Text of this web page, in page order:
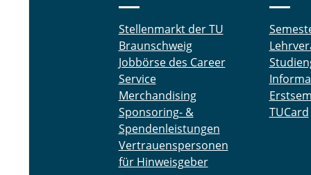
Stellenmarkt der TU
Braunschweig
Jobbörse des Career
Service
Merchandising
Sponsoring- &
Spendenleistungen
Vertrauenspersonen
für Hinweisgeber
TUCard